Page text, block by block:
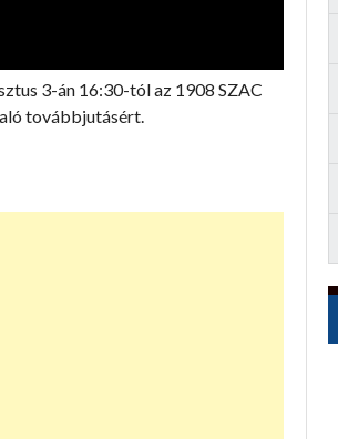
3-án 16:30-tól az 1908 SZAC
továbbjutásért.